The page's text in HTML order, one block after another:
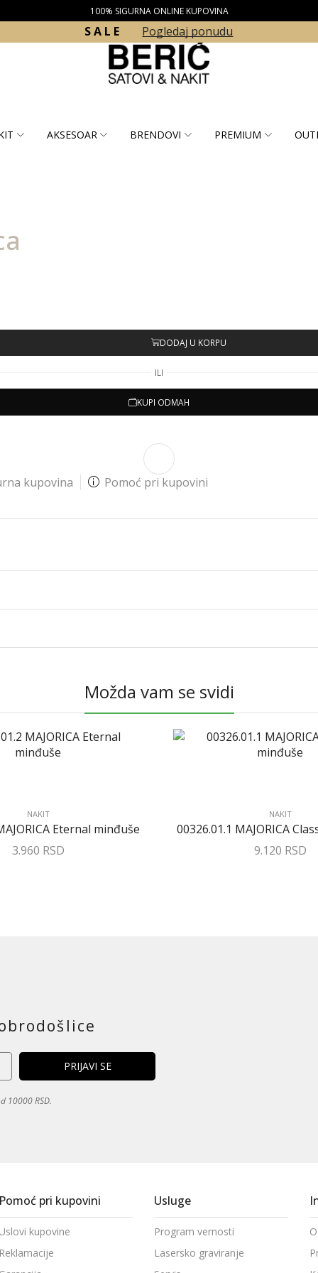
100% SIGURNA ONLINE KUPOVINA
S A L E Pogledaj ponudu
AKSESOAR BRENDOVI PREMIUM
DODAJ U KORPU
ILI
KUPI ODMAH
kupovina Pomoć pri kupovini
Možda vam se svidi
NAKIT
Eternal minđuše
3.960 RSD
NAKIT
00326.01.1 MAJORICA
9.120 RSD
10000 RSD.
pri kupovini
kupovine
Usluge
Program vernosti
Lasersko graviranje